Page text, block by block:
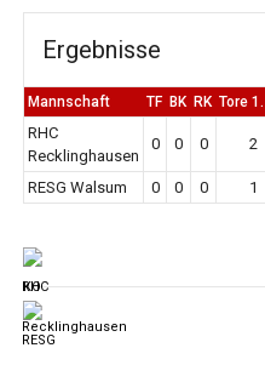
Ergebnisse
Mannschaft TF BK RK Tore
RHC
Recklinghausen
0 0 0 2
RESG Walsum 0 0 0 1
KO